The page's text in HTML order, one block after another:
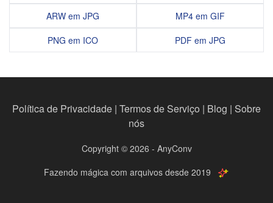
ARW em JPG
PNG em ICO
MP4 em GIF
PDF em JPG
Política de Privacidade | Termos de Serviço | Blog | Sobre
nós
Copyright © 2026 - AnyConv
Fazendo mágica com arquivos desde 2019